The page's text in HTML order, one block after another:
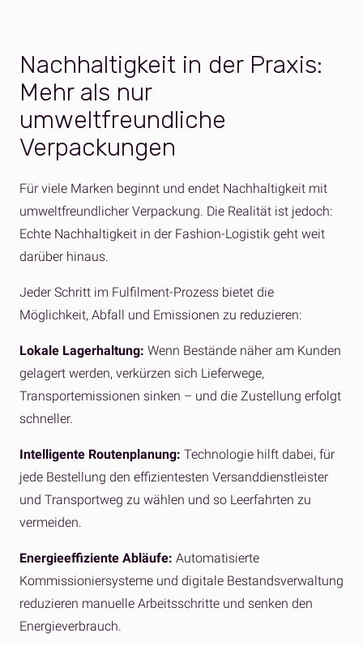
Nachhaltigkeit in der Praxis:
Mehr als nur
umweltfreundliche
Verpackungen
Für viele Marken beginnt und endet Nachhaltigkeit mit
umweltfreundlicher Verpackung. Die Realität ist jedoch:
Echte Nachhaltigkeit in der Fashion-Logistik geht weit
darüber hinaus.
Jeder Schritt im Fulfilment-Prozess bietet die
Möglichkeit, Abfall und Emissionen zu reduzieren:
Lokale Lagerhaltung: Wenn Bestände näher am Kunden
gelagert werden, verkürzen sich Lieferwege,
Transportemissionen sinken – und die Zustellung erfolgt
schneller.
Intelligente Routenplanung: Technologie hilft dabei, für
jede Bestellung den effizientesten Versanddienstleister
und Transportweg zu wählen und so Leerfahrten zu
vermeiden.
Energieeffiziente Abläufe: Automatisierte
Kommissioniersysteme und digitale Bestandsverwaltung
reduzieren manuelle Arbeitsschritte und senken den
Energieverbrauch.